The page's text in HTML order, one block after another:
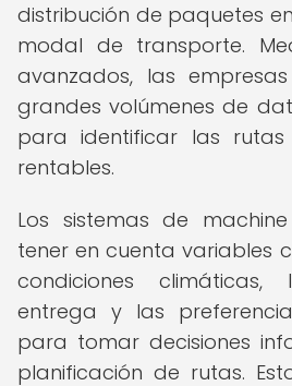
distribución de paquetes
modal de transporte.
avanzados, las
grandes volúmenes de
para identificar las
rentables.
Los sistemas de
tener en cuenta variables
condiciones
entrega y las
para tomar decisiones
planificación de rutas.